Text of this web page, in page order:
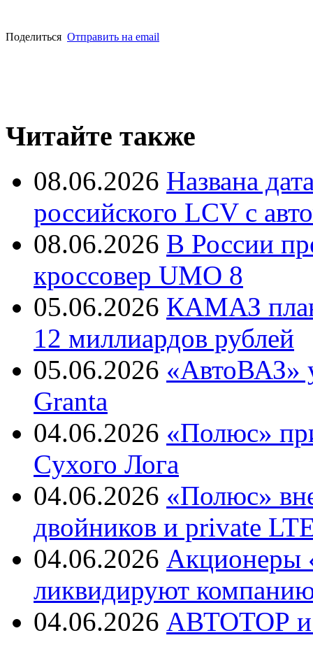
Поделиться Отправить на email
Читайте также
08.06.2026 Названа
российского LCV с
08.06.2026 В России
кроссовер UMO 8
05.06.2026 КАМАЗ
12 миллиардов рублей
05.06.2026 «АвтоВАЗ»
Granta
04.06.2026 «Полюс»
Cухого Лога
04.06.2026 «Полюс»
двойников и private
04.06.2026 Акционеры
ликвидируют компанию
04.06.2026 АВТОТОР и